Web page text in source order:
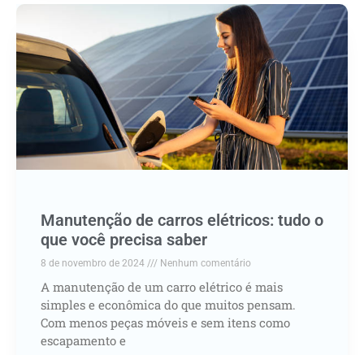
Manutenção de carros elétricos: tudo o
que você precisa saber
8 de novembro de 2024 Nenhum comentário
A manutenção de um carro elétrico é mais
simples e econômica do que muitos pensam.
Com menos peças móveis e sem itens como
escapamento e